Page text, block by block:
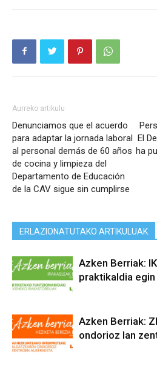
Aurreko artikulu
Denunciamos que el acuerdo
para adaptar la jornada laboral
al personal demás de 60 años
de cocina y limpieza del
Departamento de Educación
de la CAV sigue sin cumplirse
El
ha
ERLAZIONATUTAKO ARTIKULUAK
Azken Berriak:
praktikaldia
Azken Berriak:
ondorioz lan